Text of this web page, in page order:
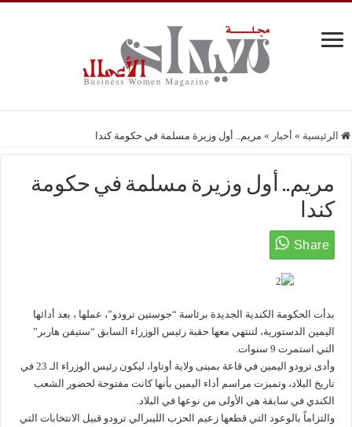
الرئيسية » أخبار » مريم.. أول وزيرة مسلمة في حكومة كندا
مريم.. أول وزيرة مسلمة في حكومة
كندا
بدأت الحكومة الكندية الجديدة برئاسة “جوستين ترودو”، عملها ، بعد أدائها
اليمين الدستورية، لتنتهي معها حقبة رئيس الوزراء السابق “ستيفن هاربر”
التي استمرت 9 سنوات.
وأدى ترودو اليمين في قاعة بمبنى ولاية أوتاوا، ليكون رئيس الوزراء الـ 23 في
تاريخ البلاد، وتميزت مراسم أداء اليمين بأنها كانت مفتوحة لحضور الشعب
الكندي في سابقة هي الأولى من نوعها في البلاد.
والتزاماً بالوعود التي قطعها زعيم الحزب الليبرالي ترودو قبيل الانتخابات التي